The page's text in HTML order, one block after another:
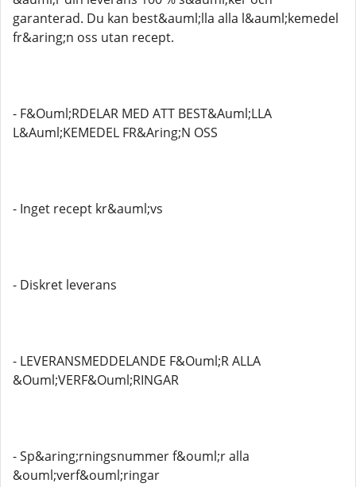
garanterad. Du kan best&auml;lla alla l&auml;kemedel
fr&aring;n oss utan recept.
- F&Ouml;RDELAR MED ATT BEST&Auml;LLA
L&Auml;KEMEDEL FR&Aring;N OSS
- Inget recept kr&auml;vs
- Diskret leverans
- LEVERANSMEDDELANDE F&Ouml;R ALLA
&Ouml;VERF&Ouml;RINGAR
- Sp&aring;rningsnummer f&ouml;r alla
&ouml;verf&ouml;ringar